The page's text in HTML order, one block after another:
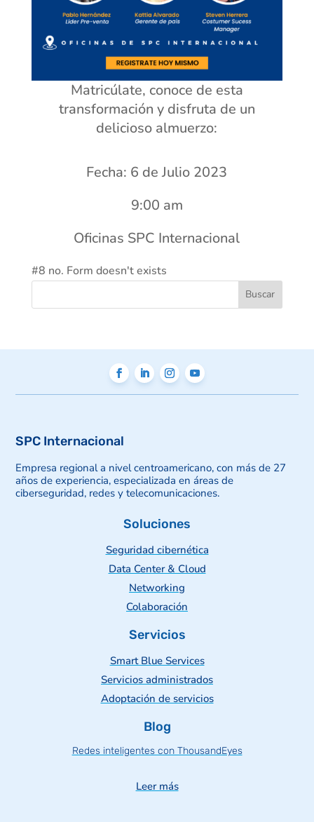
Matricúlate, conoce de esta
transformación y disfruta de un
delicioso almuerzo:
Fecha: 6 de Julio 2023
9:00 am
Oficinas SPC Internacional
#8 no. Form doesn't exists
SPC Internacional
Empresa regional a nivel centroamericano, con más de 27
años de experiencia, especializada en áreas de
ciberseguridad, redes y telecomunicaciones.
Soluciones
Seguridad cibernética
Data Center & Cloud
Networking
Colaboración
Servicios
Smart Blue Services
Servicios administrados
Adoptación de servicios
Blog
Redes inteligentes con ThousandEyes
Leer más